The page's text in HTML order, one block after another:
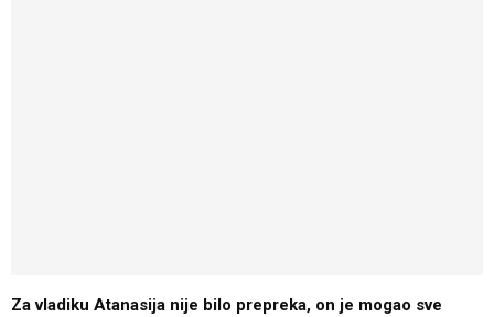
Za vladiku Atanasija nije bilo prepreka, on je mogao sve